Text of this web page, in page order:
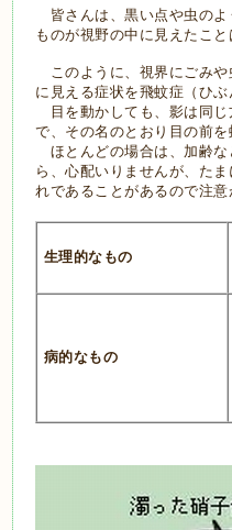
皆さんは、黒い点や虫のよ
ものが視野の中に見えたこと
このように、視界にごみや
に見える症状を飛蚊症（ひぶ
目を動かしても、影は同じ
で、その名のとおり目の前を
ほとんどの場合は、加齢な
ら、心配いりませんが、た
れであることがあるので注意
生理的なもの
病的なもの